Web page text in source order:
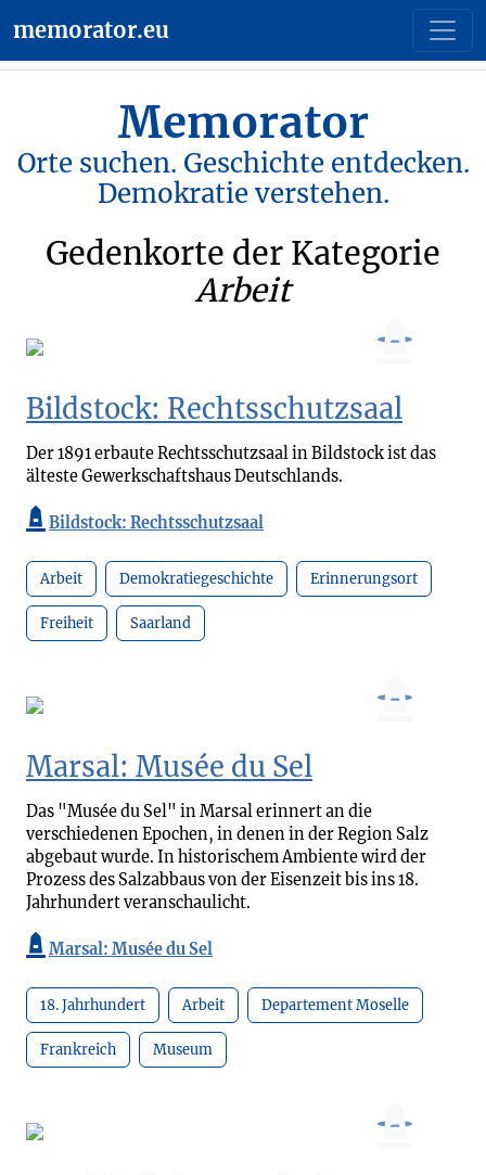
memorator.eu
Memorator
Orte suchen. Geschichte entdecken.
Demokratie verstehen.
Gedenkorte der Kategorie
Arbeit
Bildstock: Rechtsschutzsaal
Der 1891 erbaute Rechtsschutzsaal in Bildstock ist das
älteste Gewerkschaftshaus Deutschlands.
Bildstock: Rechtsschutzsaal
Arbeit Demokratiegeschichte Erinnerungsort
Freiheit Saarland
Marsal: Musée du Sel
Das "Musée du Sel" in Marsal erinnert an die
verschiedenen Epochen, in denen in der Region Salz
abgebaut wurde. In historischem Ambiente wird der
Prozess des Salzabbaus von der Eisenzeit bis ins 18.
Jahrhundert veranschaulicht.
Marsal: Musée du Sel
18. Jahrhundert Arbeit Departement Moselle
Frankreich Museum